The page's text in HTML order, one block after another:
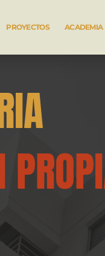
PROYECTOS ACADEMIA